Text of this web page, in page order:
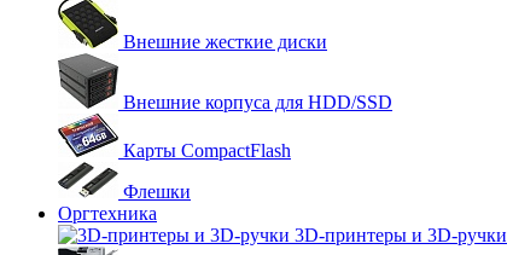
Внешние жесткие диски
Внешние корпуса для HDD/SSD
Карты CompactFlash
Флешки
Оргтехника
3D-принтеры и 3D-ручки